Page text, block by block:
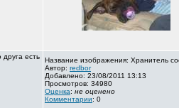
есть
Название изображения: Хранитель
Автор: redbor
Добавлено: 23/08/2011 13:13
Просмотров: 34980
Оценка: не оценено
Комментарии: 0